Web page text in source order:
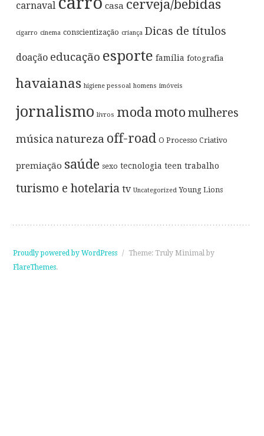
carnaval casa cerveja/bebidas
cigarro cinema conscientização criança Dicas de títulos
doação educação esporte família fotografia
havaianas higiene pessoal homens imóveis
jornalismo livros moda moto mulheres
música natureza off-road O Processo Criativo
premiação saúde sexo tecnologia teen trabalho
turismo e hotelaria tv Uncategorized Young Lions
Proudly powered by WordPress /
Theme: Truly Minimal by
FlareThemes.